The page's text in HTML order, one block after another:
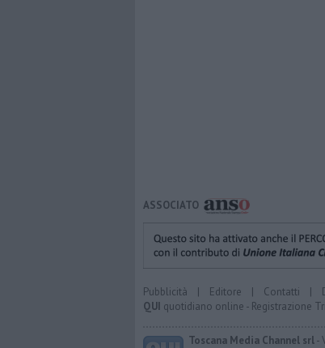
ASSOCIATO
Pubblicità | Editore | Contatti |
QUI quotidiano online - Registrazione
Toscana Media Channel srl-